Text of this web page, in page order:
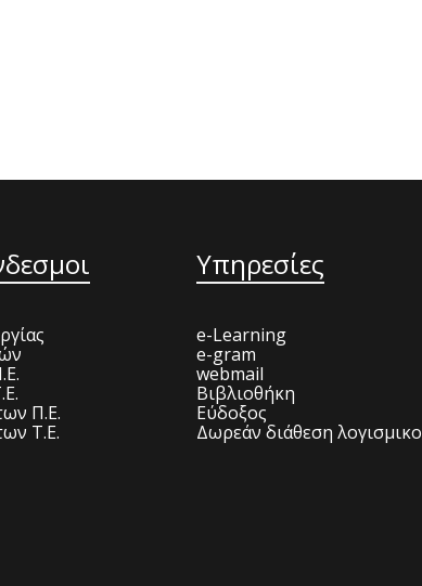
Π.Ε.
Τ.Ε.
Υπηρεσίες
e-Learning
e-gram
webmail
Βιβλιοθήκη
Εύδοξος
Δωρεάν διάθεση